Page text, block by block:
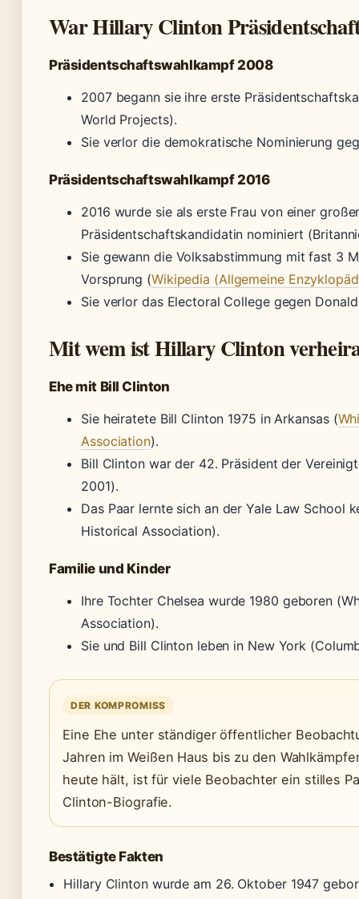
War Hillary Clinton
Präsidentschaftswahlkampf 2008
2007 begann sie ihre erste
World Projects).
Sie verlor die demokratische Nominierung
Präsidentschaftswahlkampf 2016
2016 wurde sie als erste Frau von einer
Präsidentschaftskandidatin nominiert
Sie gewann die Volksabstimmung mit fast 3
Vorsprung (Wikipedia (Allgemeine
Sie verlor das Electoral College gegen
Mit wem ist Hillary Clinton
Ehe mit Bill Clinton
Sie heiratete Bill Clinton 1975 in Arkansas (
Association).
Bill Clinton war der 42. Präsident der
2001).
Das Paar lernte sich an der Yale Law School
Historical Association).
Familie und Kinder
Ihre Tochter Chelsea wurde 1980 geboren
Association).
Sie und Bill Clinton leben in New York
DER KOMPROMISS
Eine Ehe unter ständiger öffentlicher
Jahren im Weißen Haus bis zu den
heute hält, ist für viele Beobachter ein stilles
Clinton-Biografie.
Bestätigte Fakten
Hillary Clinton wurde am 26. Oktober 1947